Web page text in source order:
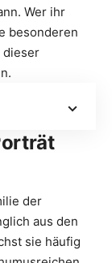
Wer ihr
besonderen
dieser
der
aus den
sie häufig